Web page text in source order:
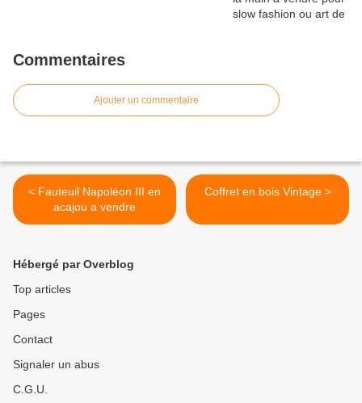
Commentaires
Ajouter un commentaire
< Fauteuil Napoléon III en
acajou a vendre
Coffret en bois Vintage >
Hébergé par Overblog
Top articles
Pages
Contact
Signaler un abus
C.G.U.